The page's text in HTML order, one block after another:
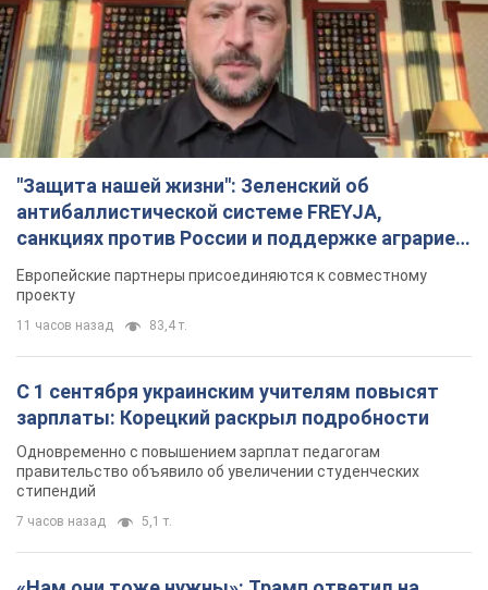
"Защита нашей жизни": Зеленский об
антибаллистической системе FREYJA,
санкциях против России и поддержке аграриев.
Видео
Европейские партнеры присоединяются к совместному
проекту
11 часов назад 83,4 т.
С 1 сентября украинским учителям повысят
зарплаты: Корецкий раскрыл подробности
Одновременно с повышением зарплат педагогам
правительство объявило об увеличении студенческих
стипендий
7 часов назад 5,1 т.